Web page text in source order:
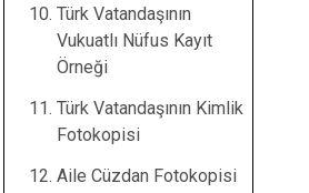
Türk Vatandaşının
Vukuatlı Nüfus Kayıt
Örneği
Türk Vatandaşının Kimlik
Fotokopisi
Aile Cüzdan Fotokopisi